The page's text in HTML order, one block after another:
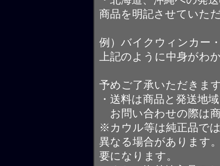
商品を明記させていた
例）バイクウィンカー
上記のように中身がわ
予めご了承いただきま
・送料は商品と発送地
お問い合わせの際は
※カウル等は純正品で
異なる場合があります
要になります。